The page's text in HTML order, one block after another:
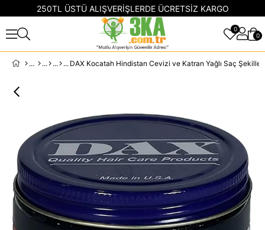
250TL ÜSTÜ ALIŞVERİŞLERDE ÜCRETSİZ KARGO
0
0